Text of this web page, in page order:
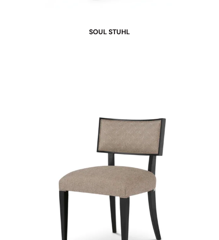
SOUL STUHL